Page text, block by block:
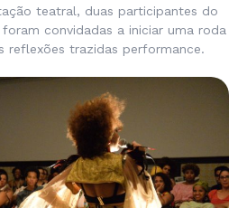
teatral, duas participantes do
convidadas a iniciar uma roda
reflexões trazidas performance.